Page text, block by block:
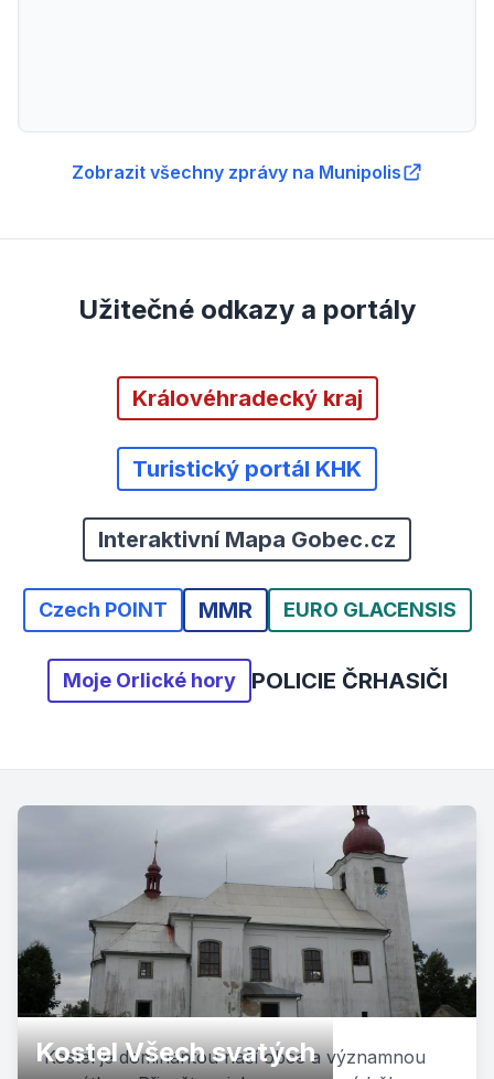
Zobrazit všechny zprávy na Munipolis
Užitečné odkazy a portály
Královéhradecký kraj
Turistický portál KHK
Interaktivní Mapa Gobec.cz
Czech POINT MMR EURO GLACENSIS
Moje Orlické hory POLICIE ČRHASIČI
Kostel Všech svatých
Kostel je dominantou naší obce a významnou